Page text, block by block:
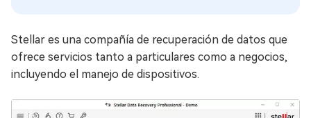
Stellar es una compañía de recuperación de datos que
ofrece servicios tanto a particulares como a negocios,
incluyendo el manejo de dispositivos.